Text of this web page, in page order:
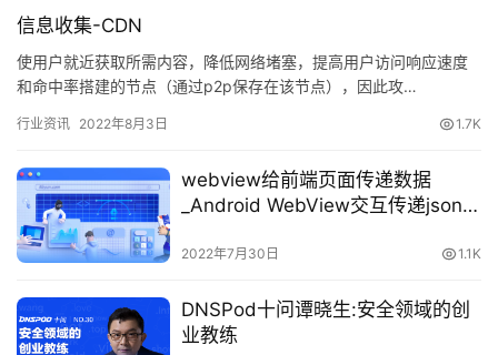
信息收集-CDN
使用户就近获取所需内容，降低网络堵塞，提高用户访问响应速度
和命中率搭建的节点（通过p2p保存在该节点），因此攻…
行业资讯 2022年8月3日 1.7K
webview给前端页面传递数据
_Android WebView交互传递json字
2022年7月30日 1.1K
DNSPod十问谭晓生:安全领域的创
业教练